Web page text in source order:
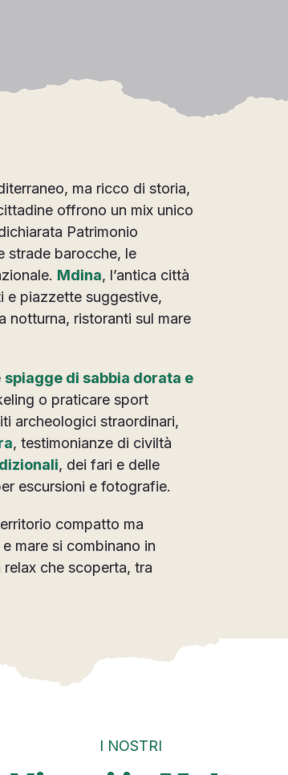
ma ricco di storia,
offrono un mix unico
Patrimonio
strade barocche, le
Mdina, l’antica città
e piazzette suggestive,
notturna, ristoranti sul mare
spiagge di sabbia dorata e
o praticare sport
archeologici straordinari,
, testimonianze di civiltà
, dei fari e delle
escursioni e fotografie.
compatto ma
mare si combinano in
relax che scoperta, tra
I NOSTRI